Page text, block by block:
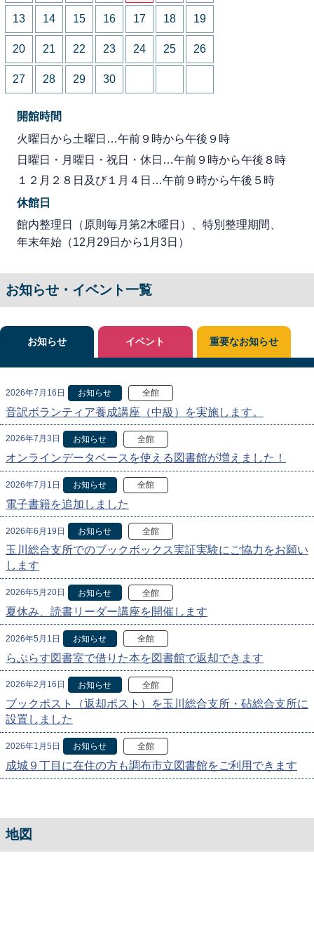
13 14 15 16 17 18 19
20 21 22 23 24 25 26
27 28 29 30
開館時間
火曜日から土曜日…午前９時から午後９時
日曜日・月曜日・祝日・休日…午前９時から午後８時
１２月２８日及び１月４日…午前９時から午後５時
休館日
館内整理日（原則毎月第2木曜日）、特別整理期間、
年末年始（12月29日から1月3日）
お知らせ・イベント一覧
お知らせ
2026年7月16日 お知らせ 全館
音訳ボランティア養成講座（中級）を実施します。
2026年7月3日 お知らせ 全館
オンラインデータベースを使える図書館が増えました！
2026年7月1日 お知らせ 全館
電子書籍を追加しました
2026年6月19日 お知らせ 全館
玉川総合支所でのブックボックス実証実験にご協力をお願い
します
2026年5月20日 お知らせ 全館
夏休み、読書リーダー講座を開催します
2026年5月1日 お知らせ 全館
らぷらす図書室で借りた本を図書館で返却できます
2026年2月16日 お知らせ 全館
ブックポスト（返却ポスト）を玉川総合支所・砧総合支所に
設置しました
2026年1月5日 お知らせ 全館
成城９丁目に在住の方も調布市立図書館をご利用できます
イベント 重要なお知らせ
地図